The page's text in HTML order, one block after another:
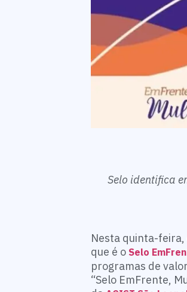
Selo identifica
Nesta quinta-
que é o Selo
programas de
“Selo EmFrente,